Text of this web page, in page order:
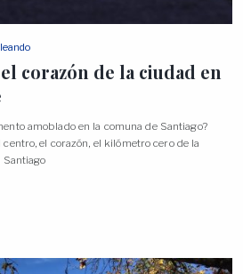
corazón de la ciudad en
amoblado en la comuna de Santiago?
el corazón, el kilómetro cero de la
Santiago